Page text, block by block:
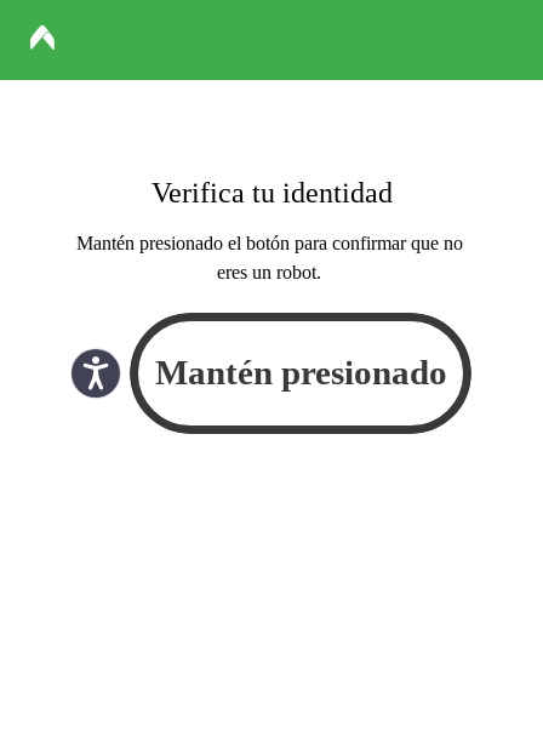
Verifica tu identidad
Mantén presionado el botón para confirmar que no
eres un robot.